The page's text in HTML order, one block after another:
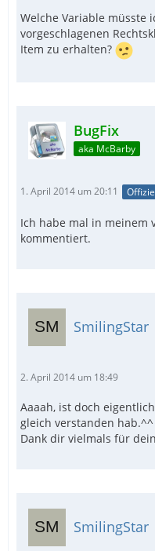
Welche Variable müsste
vorgeschlagenen
Item zu erhalten?
BugFix
aka McBarby
1. April 2014 um 20:11
Ich habe mal in meinem
kommentiert.
SmilingStar
2. April 2014 um 18:49
Aaaah, ist doch
gleich verstanden hab.^^
Dank dir vielmals für
SmilingStar